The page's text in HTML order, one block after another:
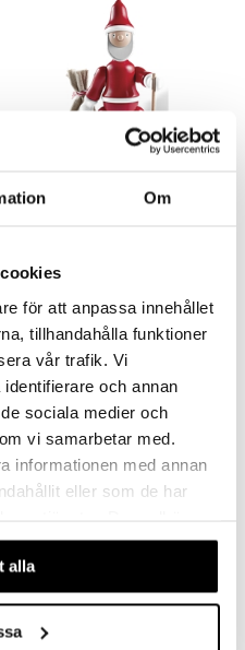
Om
för att anpassa innehållet
tillhandahålla funktioner
vår trafik. Vi
och annan
sociala medier och
vi samarbetar med.
informationen med annan
eller som de har
av vår webbplats.
alla
Joulupukki
59,90
21,90